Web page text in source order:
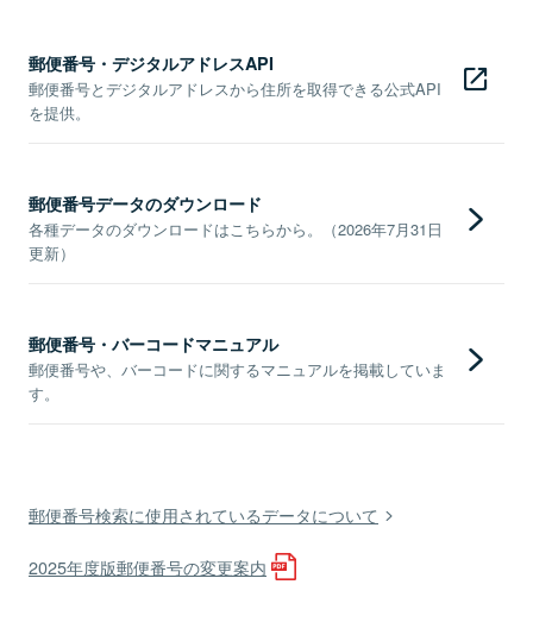
郵便番号・デジタルアドレスAPI
郵便番号とデジタルアドレスから住所を取得できる公式API
を提供。
郵便番号データのダウンロード
各種データのダウンロードはこちらから。（2026年7月31日
更新）
郵便番号・バーコードマニュアル
郵便番号や、バーコードに関するマニュアルを掲載していま
す。
郵便番号検索に使用されているデータについて
2025年度版郵便番号の変更案内